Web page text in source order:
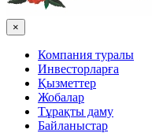
×
Компания туралы
Инвесторларға
Қызметтер
Жобалар
Тұрақты даму
Байланыстар